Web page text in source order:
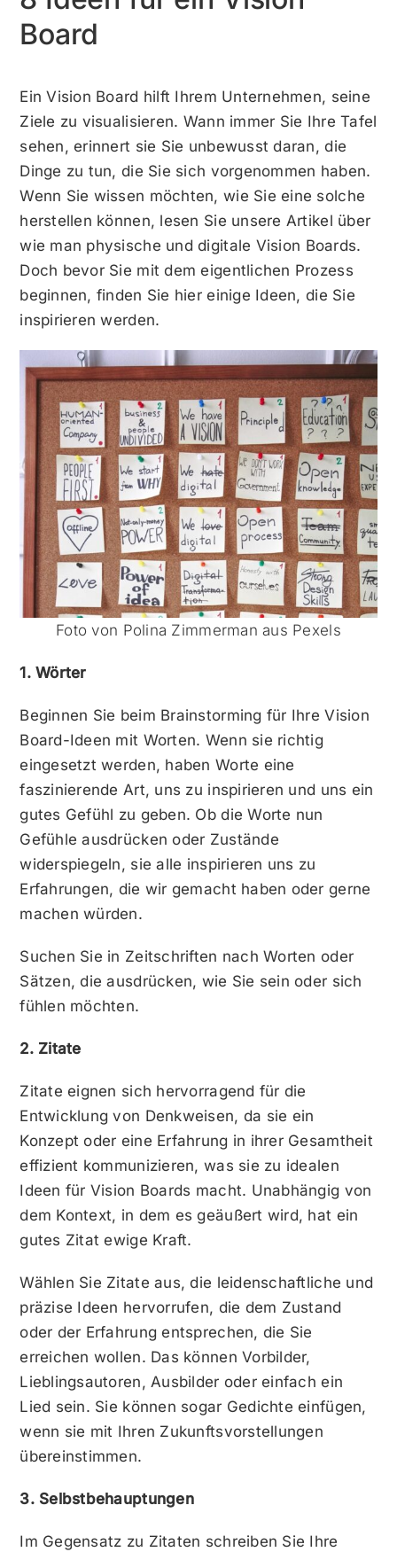
Board
Ein Vision Board hilft Ihrem Unternehmen, seine
Ziele zu visualisieren. Wann immer Sie Ihre Tafel
sehen, erinnert sie Sie unbewusst daran, die
Dinge zu tun, die Sie sich vorgenommen haben.
Wenn Sie wissen möchten, wie Sie eine solche
herstellen können, lesen Sie unsere Artikel über
wie man physische unddigitale Vision Boards.
Doch bevor Sie mit dem eigentlichen Prozess
beginnen, finden Sie hier einige Ideen, die Sie
inspirieren werden.
Foto von Polina Zimmerman aus Pexels
1. Wörter
Beginnen Sie beim Brainstorming für Ihre Vision
Board-Ideen mit Worten. Wenn sie richtig
eingesetzt werden, haben Worte eine
faszinierende Art, uns zu inspirieren und uns ein
gutes Gefühl zu geben. Ob die Worte nun
Gefühle ausdrücken oder Zustände
widerspiegeln, sie alle inspirieren uns zu
Erfahrungen, die wir gemacht haben oder gerne
machen würden.
Suchen Sie in Zeitschriften nach Worten oder
Sätzen, die ausdrücken, wie Sie sein oder sich
fühlen möchten.
2. Zitate
Zitate eignen sich hervorragend für die
Entwicklung von Denkweisen, da sie ein
Konzept oder eine Erfahrung in ihrer Gesamtheit
effizient kommunizieren, was sie zu idealen
Ideen für Vision Boards macht. Unabhängig von
dem Kontext, in dem es geäußert wird, hat ein
gutes Zitat ewige Kraft.
Wählen Sie Zitate aus, die leidenschaftliche und
präzise Ideen hervorrufen, die dem Zustand
oder der Erfahrung entsprechen, die Sie
erreichen wollen. Das können Vorbilder,
Lieblingsautoren, Ausbilder oder einfach ein
Lied sein. Sie können sogar Gedichte einfügen,
wenn sie mit Ihren Zukunftsvorstellungen
übereinstimmen.
3. Selbstbehauptungen
Im Gegensatz zu Zitaten schreiben Sie Ihre